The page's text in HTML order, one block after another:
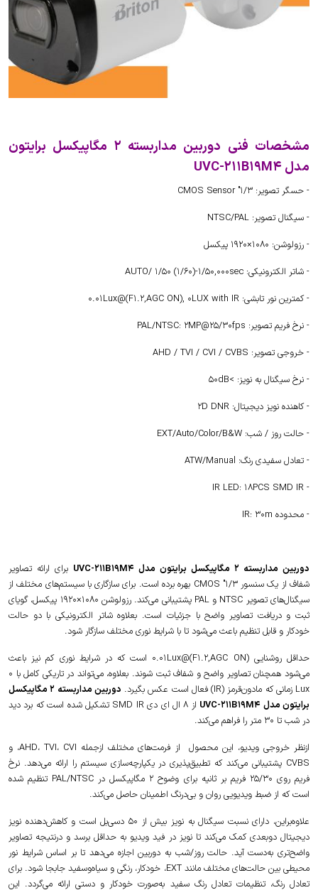
مشخصات فنی دوربین مداربسته 2 مگاپیکسل برایتون
مدل UVC-211B19M4
- حسگر تصویر: 1/3" CMOS Sensor
- سیگنال تصویر: NTSC/PAL
- رزولوشن: 1080×1920 پیکسل
- شاتر الکترونیکی: AUTO/ 1/50 (1/60)-1/50,000sec
- کمترین نور تابشی: 0.01Lux@(F1.2,AGC ON), 0LUX with IR
- نرخ فریم تصویر: PAL/NTSC: 2MP@25/30fps
- خروجی تصویر: AHD / TVI / CVI / CVBS
- نرخ سیگنال به نویز: >50dB
- کاهنده نویز دیجیتال: 2D DNR
- حالت روز / شب: EXT/Auto/Color/B&W
- تعادل سفیدی رنگ: ATW/Manual
- IR LED: 18PCS SMD IR
- محدوده IR: 30m
دوربین مداربسته 2 مگاپیکسل برایتون مدل UVC-211B19M4
برای ارائه تصاویر
شفاف از یک سنسور 1/3" CMOS بهره برده است. برای سازگاری با سیستم‌های مختلف از
سیگنال‌های تصویر NTSC و PAL پشتیبانی می‌کند. رزولوشن 1080×1920 پیکسل، گویای
ثبت و دریافت تصاویر واضح با جزئیات است. بعلاوه شاتر الکترونیکی با دو حالت
خودکار و قابل تنظیم باعث می‌شود تا با شرایط نوری مختلف سازگار شود.
حداقل روشنایی 0.01Lux@(F1.2,AGC ON) است که در شرایط نوری کم نیز باعث
می‌شود همچنان تصاویر واضح و شفاف ثبت شوند. بعلاوه، می‌تواند در تاریکی کامل با 0
Lux زمانی که مادون‌قرمز (IR) فعال است عکس بگیرد.
دوربین مداربسته 2 مگاپیکسل
برایتون مدل UVC-211B19M4
از 8 ال ای دی SMD IR تشکیل شده است که برد دید
در شب تا 30 متر را فراهم می‌کند.
ازنظر خروجی ویدیو، این محصول از فرمت‌های مختلف ازجمله AHD، TVI، CVI، و
CVBS پشتیبانی می‌کند که تطبیق‌پذیری در یکپارچه‌سازی سیستم را ارائه می‌دهد. نرخ
فریم روی 25/30 فریم بر ثانیه برای وضوح 2 مگاپیکسل در PAL/NTSC تنظیم شده
است که از ضبط ویدیویی روان و بی‌درنگ اطمینان حاصل می‌کند.
علاوه‌براین، دارای نسبت سیگنال به نویز بیش از 50 دسی‌بل است و کاهش‌دهنده نویز
دیجیتال دوبعدی کمک می‌کند تا نویز در فید ویدیو به حداقل برسد و درنتیجه تصاویر
واضح‌تری به‌دست ‌آید. حالت روز/شب به دوربین اجازه می‌دهد تا بر اساس شرایط نور
محیطی بین حالت‌های مختلف مانند EXT، خودکار، رنگی و سیاه‌وسفید جابجا شود. برای
تعادل رنگ، تنظیمات تعادل رنگ سفید به‌صورت خودکار و دستی ارائه می‌گردد. این